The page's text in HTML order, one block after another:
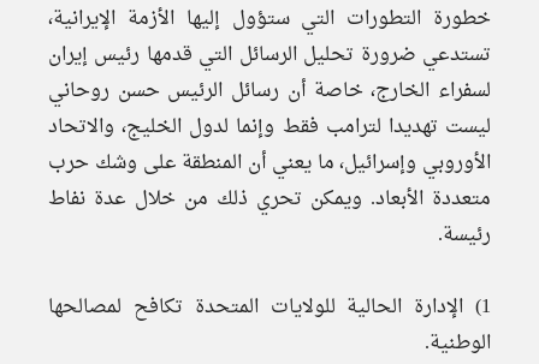
خطورة التطورات التي ستؤول إليها الأزمة الإيرانية،
تستدعي ضرورة تحليل الرسائل التي قدمها رئيس إيران
لسفراء الخارج، خاصة أن رسائل الرئيس حسن روحاني
ليست تهديدا لترامب فقط وإنما لدول الخليج، والاتحاد
الأوروبي وإسرائيل، ما يعني أن المنطقة على وشك حرب
متعددة الأبعاد. ويمكن تحري ذلك من خلال عدة نفاط
رئيسة.
1) الإدارة الحالية للولايات المتحدة تكافح لمصالحها
الوطنية.